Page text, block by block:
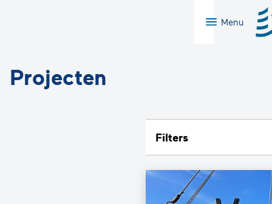
Menu
Projecten
Filters